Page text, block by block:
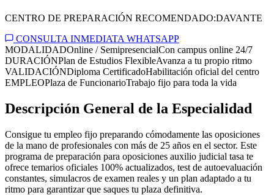
CENTRO DE PREPARACIÓN RECOMENDADO:DAVANTE
CONSULTA INMEDIATA WHATSAPP
MODALIDADOnline / SemipresencialCon campus online 24/7
DURACIÓNPlan de Estudios FlexibleAvanza a tu propio ritmo
VALIDACIÓNDiploma CertificadoHabilitación oficial del centro
EMPLEOPlaza de FuncionarioTrabajo fijo para toda la vida
Descripción General de la Especialidad
Consigue tu empleo fijo preparando cómodamente las oposiciones
de la mano de profesionales con más de 25 años en el sector. Este
programa de preparación para oposiciones auxilio judicial tasa te
ofrece temarios oficiales 100% actualizados, test de autoevaluación
constantes, simulacros de examen reales y un plan adaptado a tu
ritmo para garantizar que saques tu plaza definitiva.